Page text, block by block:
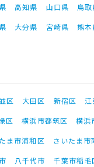
高知県 山口県 鳥取
大分県 宮崎県 熊本
区 大田区 新宿区 江
区 横浜市都筑区 横浜
ま市浦和区 さいたま市
八千代市 千葉市稲毛